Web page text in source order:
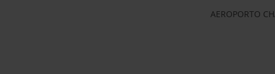
AEROPORTO